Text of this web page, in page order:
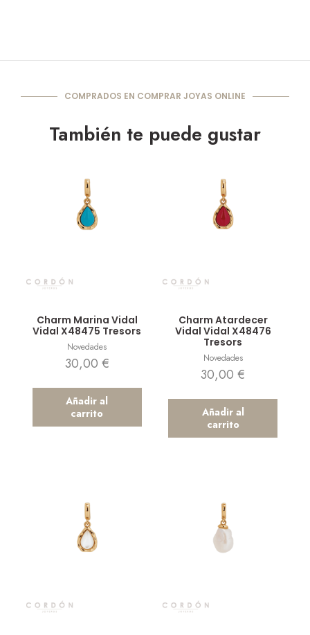
COMPRADOS EN COMPRAR JOYAS ONLINE
También te puede gustar
Charm Marina Vidal
Vidal X48475 Tresors
Novedades
30,00 €
Añadir al
carrito
Charm Atardecer
Vidal Vidal X48476
Tresors
Novedades
30,00€
Añadir al
carrito